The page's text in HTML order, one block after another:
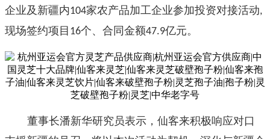
企业及新疆内104家农产品加工企业参加投资对接活动,
现场签约项目 16个、合同金额47.9亿元。
董事长潘新华研究员表示，仙客来积极响应对口